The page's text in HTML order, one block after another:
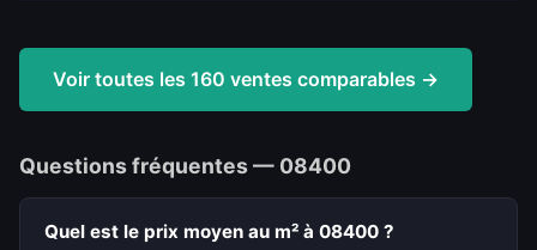
Voir toutes les 160 ventes comparables →
Questions fréquentes — 08400
Quel est le prix moyen au m² à 08400 ?